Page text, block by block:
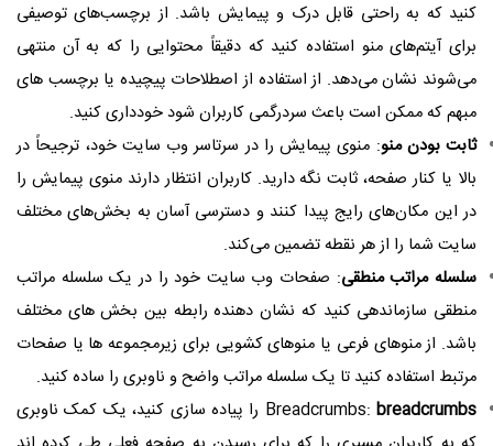
کنید که به راحتی قابل درک و پیمایش باشد. از برچسب‌های توصیفی
برای آیتم‌های منو استفاده کنید که دقیقاً محتوایی را که به آن منتهی
می‌شوند نشان می‌دهد. از استفاده از اصطلاحات پیچیده یا برچسب های
مبهم که ممکن است باعث سردرگمی کاربران شود خودداری کنید.
ثابت بودن منو: منوی پیمایش را در سرتاسر وب سایت خود، ترجیحاً در
بالا یا کنار صفحه، ثابت نگه دارید. کاربران انتظار دارند منوی پیمایش را
در این مکان‌های رایج پیدا کنند و دسترسی آسان به بخش‌های مختلف
سایت شما را از هر نقطه تضمین می‌کند.
سلسله مراتب منطقی: صفحات وب سایت خود را در یک سلسله مراتب
منطقی سازماندهی کنید که نشان دهنده رابطه بین بخش های مختلف
باشد. از منوهای فرعی یا منوهای کشویی برای زیرمجموعه ها یا صفحات
مرتبط استفاده کنید تا یک سلسله مراتب واضح و ناوبری را ساده کنید.
Breadcrumbs: breadcrumbs
را پیاده سازی کنید، یک کمک ناوبری